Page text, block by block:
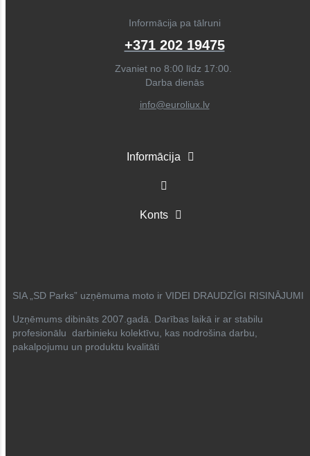
Informācija pa tālruni
+371 202 19475
Zvaniet no 8:00 līdz 17:00.
Darba dienās
info@euroliux.lv
Informācija
Konts
SIA „SD Parks” uzņēmuma moto ir VIDEI DRAUDZĪGI RISINĀJUMI
Uzņēmums dibināts 2007.gadā. Darības laikā ir ar stabilu
profesionālu darbinieku kolektīvu, kas nodrošina darbu,
pakalpojumu un produktu kvalitāti